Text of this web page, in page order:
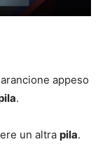
appeso
.
un altra pila.